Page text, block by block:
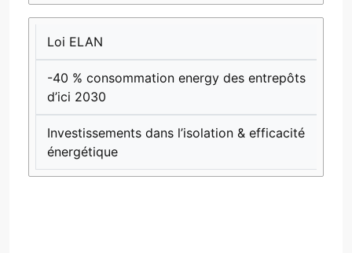
Loi ELAN
-40 % consommation energy des entrepôts
d’ici 2030
Investissements dans l’isolation & efficacité
énergétique